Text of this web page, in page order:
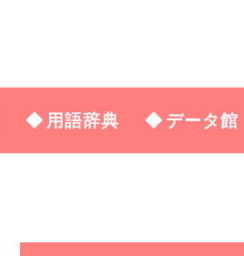
用語辞典 データ館